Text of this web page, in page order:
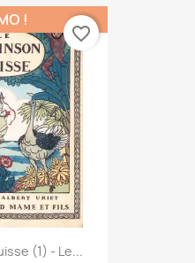
(1) - Le...
!
favorite_border